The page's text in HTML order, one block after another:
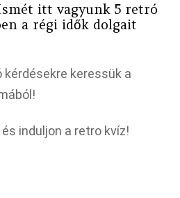
itt vagyunk 5 retró
a régi idők dolgait
keressük a
induljon a retro kvíz!